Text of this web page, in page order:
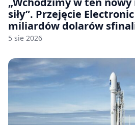
siły”. Przejęcie
miliardów dolarów
5 sie 2026